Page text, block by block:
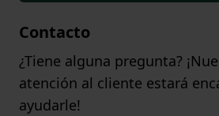
Contacto
¿Tiene alguna pregunta?
atención al cliente estará
ayudarle!